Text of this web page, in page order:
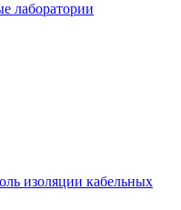
лаборатории
изоляции кабельных